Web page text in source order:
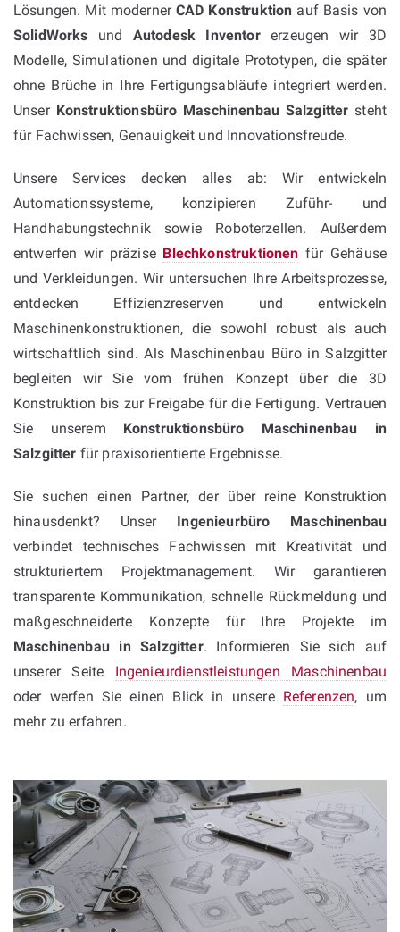
Lösungen. Mit modernerCAD Konstruktion auf Basis von
SolidWorks und Autodesk Inventorerzeugen wir 3D
Modelle, Simulationen und digitale Prototypen, die später
ohne Brüche in Ihre Fertigungsabläufe integriert werden.
Unser Konstruktionsbüro Maschinenbau Salzgitter steht
für Fachwissen, Genauigkeit und Innovationsfreude.
Unsere Services decken alles ab: Wir entwickeln
Automationssysteme, konzipieren Zuführ- und
Handhabungstechnik sowie Roboterzellen. Außerdem
entwerfen wir präzise Blechkonstruktionen für Gehäuse
und Verkleidungen. Wir untersuchen Ihre Arbeitsprozesse,
entdecken Effizienzreserven und entwickeln
Maschinenkonstruktionen, die sowohl robust als auch
wirtschaftlich sind. Als Maschinenbau Büro in Salzgitter
begleiten wir Sie vom frühen Konzept über die 3D
Konstruktion bis zur Freigabe für die Fertigung. Vertrauen
Sie unserem Konstruktionsbüro Maschinenbau in
Salzgitter für praxisorientierte Ergebnisse.
Sie suchen einen Partner, der über reine Konstruktion
hinausdenkt? Unser Ingenieurbüro Maschinenbau
verbindet technisches Fachwissen mit Kreativität und
strukturiertem Projektmanagement. Wir garantieren
transparente Kommunikation, schnelle Rückmeldung und
maßgeschneiderte Konzepte für Ihre Projekte im
Maschinenbau in Salzgitter. Informieren Sie sich auf
unserer Seite Ingenieurdienstleistungen Maschinenbau
oder werfen Sie einen Blick in unsere Referenzen, um
mehr zu erfahren.